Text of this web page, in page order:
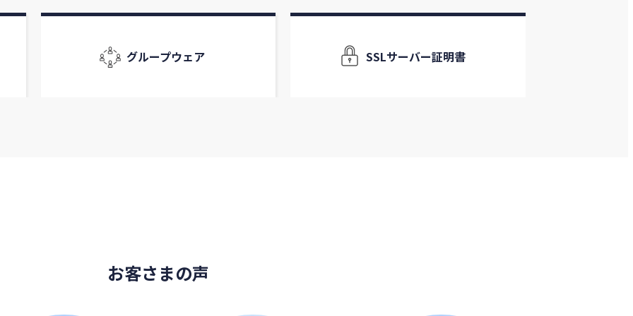
グループウェア SSLサーバー証明書
お客さまの声